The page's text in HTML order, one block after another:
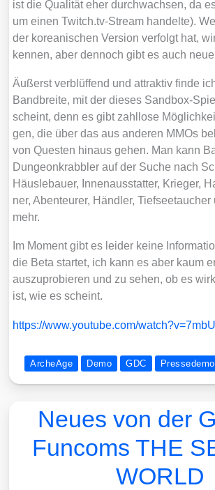
ist die Qua­li­tät eher durch­wach­sen, da
um einen Twitch.tv-Stream han­del­te).
der korea­ni­schen Ver­si­on ver­folgt hat,
ken­nen, aber den­noch gibt es auch
Äußerst ver­blüf­fend und attrak­tiv fin­de
Band­brei­te, mit der die­ses Sand­box-
scheint, denn es gibt zahl­lo­se
gen, die über das aus ande­ren MMOs
von Ques­ten hin­aus gehen. Man kann
Dun­ge­on­krabb­ler auf der Suche nach
Häus­le­bau­er, Innen­aus­stat­ter, Krie­ger,
ner, Aben­teu­rer, Händ­ler,
mehr.
Im Moment gibt es lei­der kei­ne
die Beta star­tet, ich kann es aber kaum
aus­zu­pro­bie­ren und zu sehen, ob es
ist, wie es scheint.
https://​www​.you​tube​.com/​
ArcheAge Demo GDC Pressedemo
Neues von der
Funcoms THE
WORLD